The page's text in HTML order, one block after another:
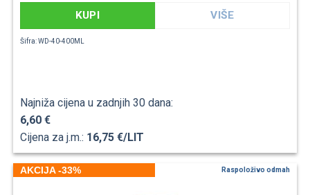
KUPI VIŠE
Šifra: WD-40-400ML
Najniža cijena u zadnjih 30 dana:
6,60 €
Cijena za j.m.: 16,75 €/LIT
AKCIJA -33% Raspoloživo odmah